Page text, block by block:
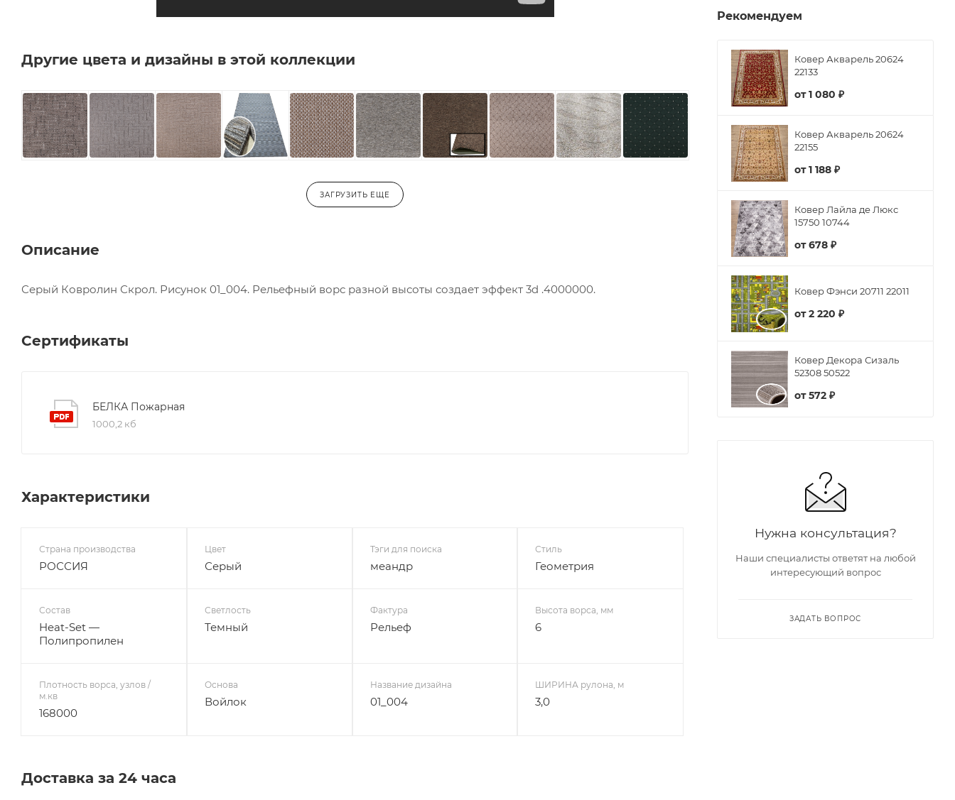
Другие цвета и дизайны в этой коллекции
ЗАГРУЗИТЬ ЕЩЕ
Описание
Серый Ковролин Скрол. Рисунок 01_004. Рельефный ворс разной высоты создает эффект 3d .4000000.
Сертификаты
БЕЛКА Пожарная
1000,2 кб
Характеристики
Страна производства
РОССИЯ
Цвет
Серый
Тэги для поиска
меандр
Стиль
Геометрия
Состав
Heat-Set —
Полипропилен
Светлость
Темный
Фактура
Рельеф
Высота ворса, мм
6
Плотность ворса, узлов /
м.кв
168000
Основа
Войлок
Название дизайна
01_004
ШИРИНА рулона, м
3,0
Доставка за 24 часа
Рекомендуем
Ковер Акварель 20624
22133
от1 080 ₽
Ковер Акварель 20624
22155
от1 188 ₽
Ковер Лайла де Люкс
15750 10744
от678 ₽
Ковер Фэнси 20711 22011
от2 220 ₽
Ковер Декора Сизаль
52308 50522
от572 ₽
Нужна консультация?
Наши специалисты ответят на любой
интересующий вопрос
ЗАДАТЬ ВОПРОС